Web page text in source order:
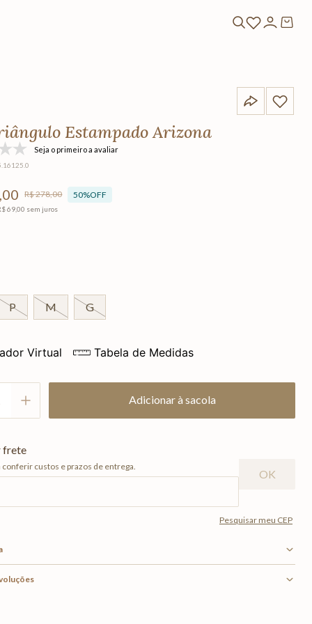
Estampado Arizona
Seja o primeiro a avaliar
,00 R$278,00 50%OFF
69,00 sem juros
P M G
Virtual Tabela de Medidas
Adicionar à sacola